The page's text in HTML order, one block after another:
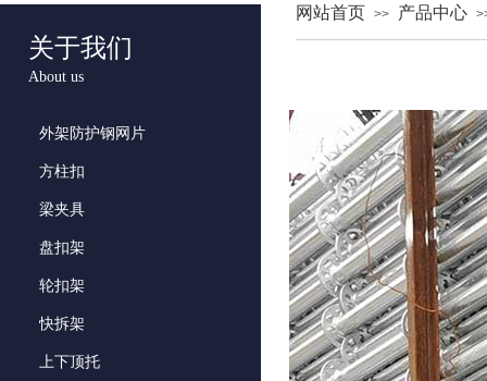
关于我们
About us
外架防护钢网片
方柱扣
梁夹具
盘扣架
轮扣架
快拆架
上下顶托
网站首页 >> 产品中心